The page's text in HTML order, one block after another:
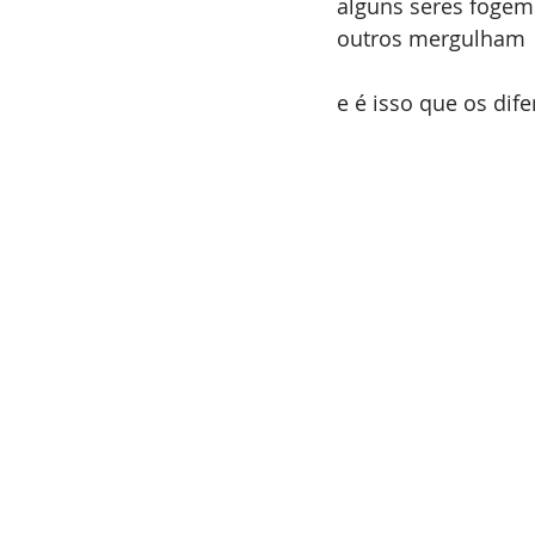
alguns seres fogem
outros mergulham
e é isso que os